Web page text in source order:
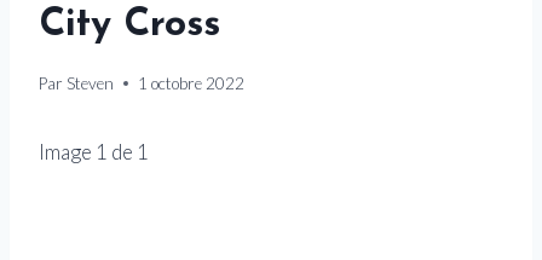
City Cross
Par Steven 1 octobre 2022
Image 1 de 1